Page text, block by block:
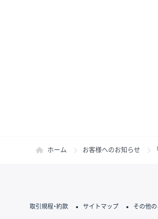
ホーム お客様へのお知らせ
取引規程・約款 サイトマップ その他